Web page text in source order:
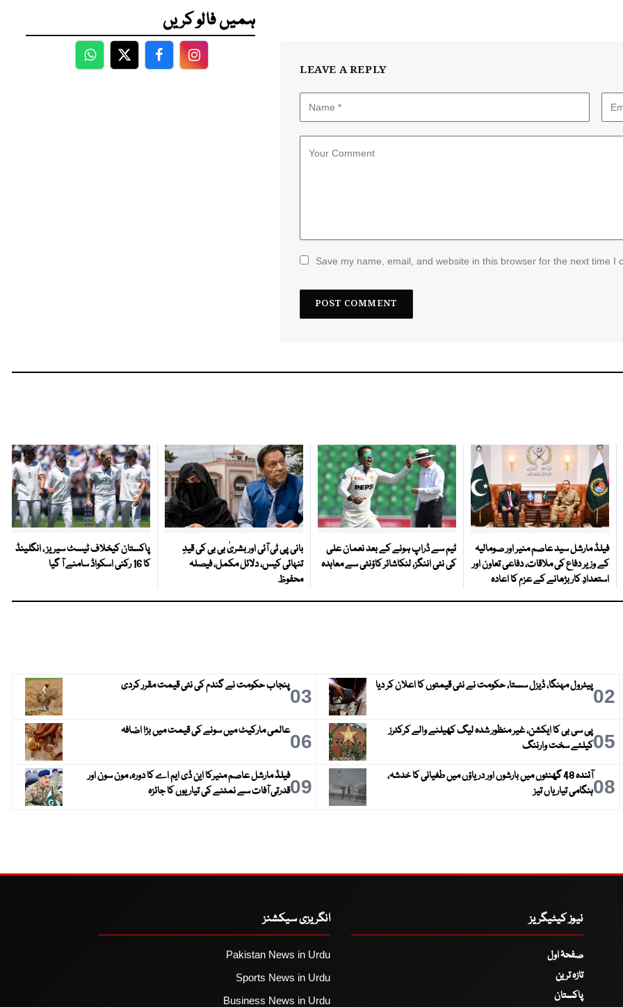
LEAVE A REPLY
Save my name, email, and website in this browser for the next time I
ہمیں فالو کریں
WhatsApp
TwitterFacebookFacebook
فیلڈ مارشل سید عاصم منیر اور صومالیہ
کے وزیر دفاع کی ملاقات، دفاعی تعاون اور
استعدادِ کار بڑھانے کے عزم کا اعادہ
ٹیم سے ڈراپ ہونے کے بعد نعمان علی
کی نئی اننگز، لنکاشائر کاؤنٹی سے معاہدہ
بانی پی ٹی آئی اور بشریٰ بی بی کی قیدِ
تنہائی کیس، دلائل مکمل، فیصلہ
محفوظ
پاکستان کیخلاف ٹیسٹ سیریز ، انگلینڈ
کا 16 رکنی اسکواڈ سامنے آ گیا
02پیٹرول مہنگا، ڈیزل سستا، حکومت نے نئی قیمتوں کا اعلان کر دیا 03پنجاب حکومت نے گندم کی نئی قیمت مقرر کردی
05پی سی بی کا ایکشن، غیر منظور شدہ لیگ کھیلنے والے کرکٹرز
کیلئے سخت وارننگ
06عالمی مارکیٹ میں سونے کی قیمت میں بڑا اضافہ
08
آئندہ 48 گھنٹوں میں بارشوں اور دریاؤں میں طغیانی کا خدشہ،
ہنگامی تیاریاں تیز
09فیلڈ مارشل عاصم منیرکا این ڈی ایم اے کا دورہ، مون سون اور
قدرتی آفات سے نمٹنے کی تیاریوں کا جائزہ
نیوز کیٹیگریز
صفحۂ اول
تازہ ترین
پاکستان
انگریزی سیکشنز
Pakistan News in Urdu
Sports News in Urdu
Business News in Urdu